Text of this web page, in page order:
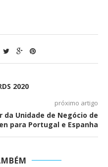
2020
próximo artigo
da Unidade de Negócio de
para Portugal e Espanha